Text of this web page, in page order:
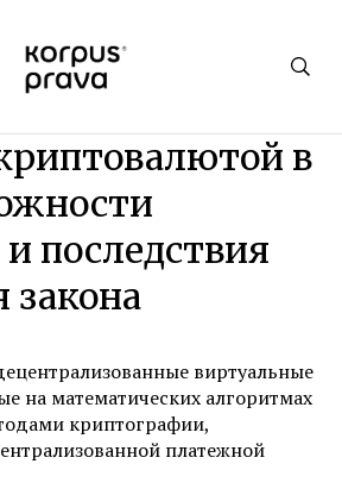
в
последствия
закона
виртуальные
на математических алгоритмах
криптографии,
платежной